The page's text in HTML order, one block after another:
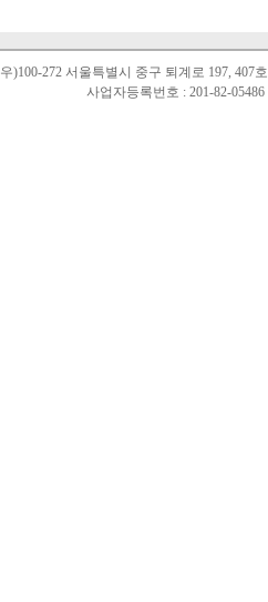
우)100-272 서울특별시 중구 퇴계로 197,
사업자등록번호 : 201-82-